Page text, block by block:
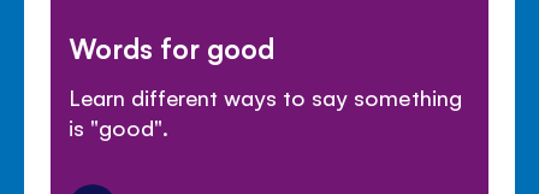
Words for good
Learn different ways to say something
is "good".